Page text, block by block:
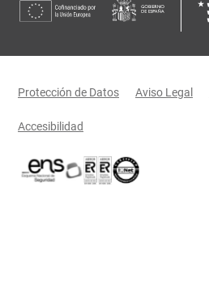
Menú legal
Protección de Datos Aviso Legal
Accesibilidad